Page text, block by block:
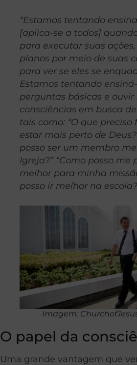
“Estamos tentando
[aplica-se a todos]
para executar suas
planos por meio de suas
para ver se eles se
Estamos tentando
perguntas básicas e ouvir
consciências em busca
tais como: “O que preciso
estar mais perto de
posso ser um membro
Igreja?” “Como posso me
melhor para minha
posso ir melhor na escola?
Imagem:
O papel da
Uma grande vantagem que